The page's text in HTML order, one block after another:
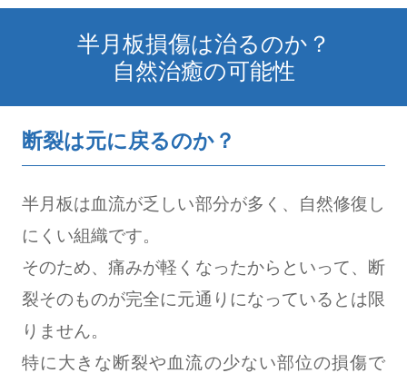
半月板損傷は治るのか？
自然治癒の可能性
断裂は元に戻るのか？
半月板は血流が乏しい部分が多く、自然修復し
にくい組織です。
そのため、痛みが軽くなったからといって、断
裂そのものが完全に元通りになっているとは限
りません。
特に大きな断裂や血流の少ない部位の損傷で